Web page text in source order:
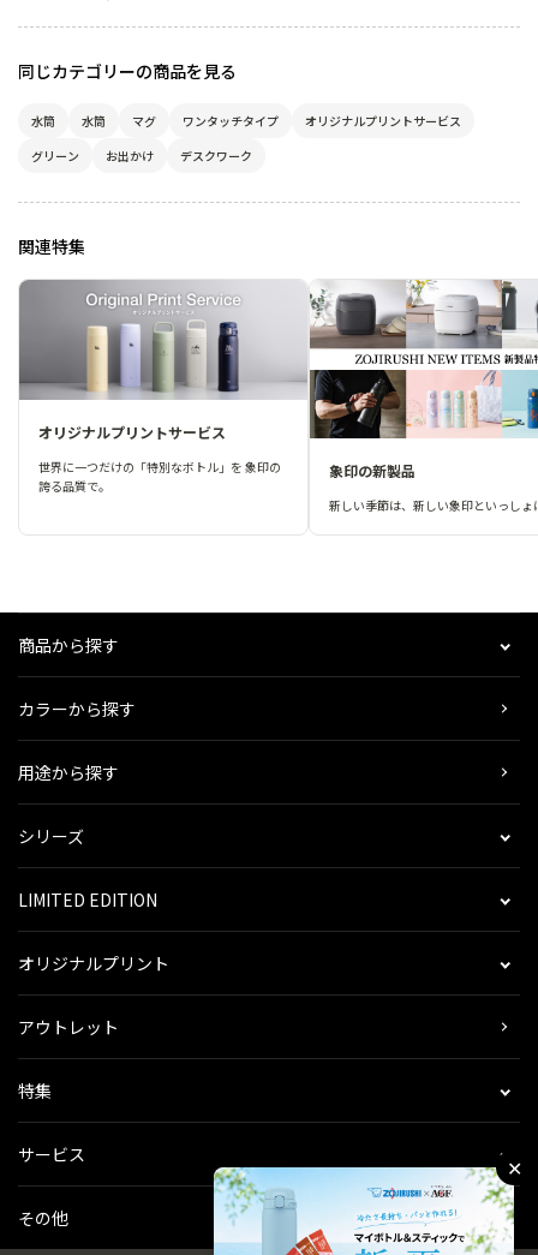
同じカテゴリーの商品を見る
水筒 水筒 マグ ワンタッチタイプ
オリジナルプリントサービス
グリーン
お出かけ デスクワーク
関連特集
オリジナルプリントサービス
世界に一つだけの「特別なボトル」を 象印の
誇る品質で。
象印の新製品
新しい季節は、新しい象印といっしょ
商品から探す
カラーから探す
用途から探す
シリーズ
LIMITED EDITION
オリジナルプリント
アウトレット
特集
サービス
その他
✕